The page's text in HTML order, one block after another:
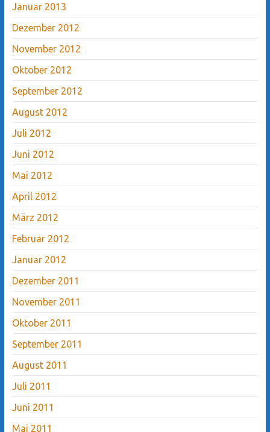
Januar 2013
Dezember 2012
November 2012
Oktober 2012
September 2012
August 2012
Juli 2012
Juni 2012
Mai 2012
April 2012
März 2012
Februar 2012
Januar 2012
Dezember 2011
November 2011
Oktober 2011
September 2011
August 2011
Juli 2011
Juni 2011
Mai 2011